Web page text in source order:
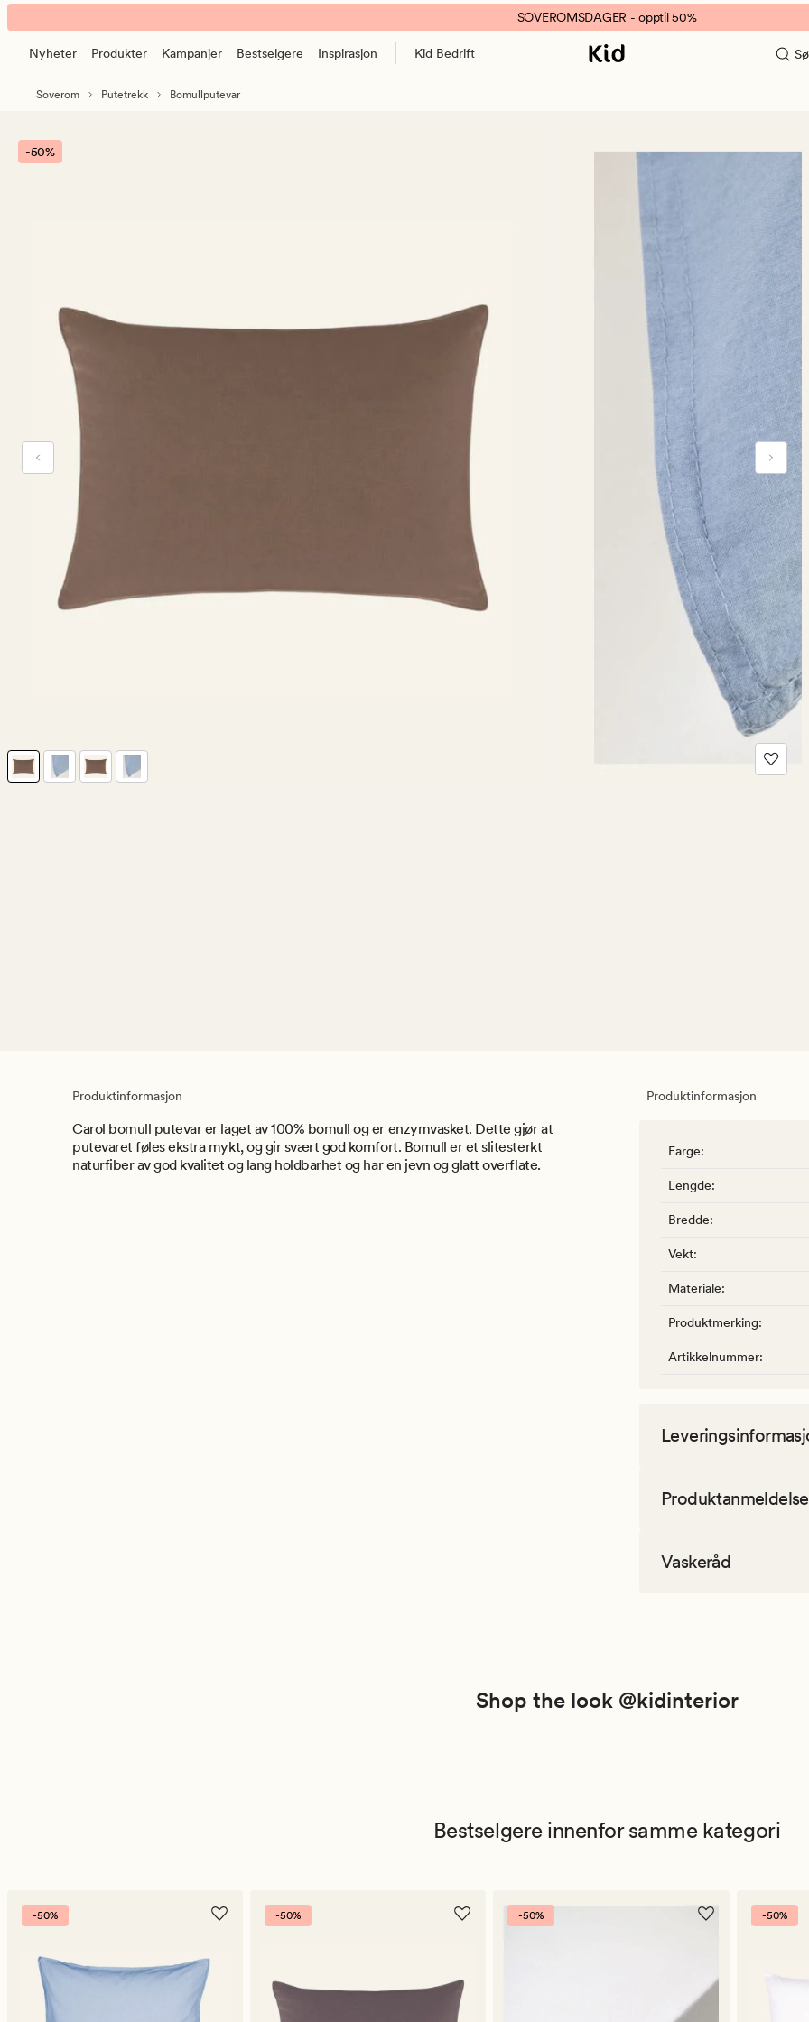
Carol
bomull
putevar
banner.
Klikk
pause.
SOVEROMSDAGER - opptil 50%
Nyheter Produkter Kampanjer Bestselgere Inspirasjon Kid Bedrift
Soverom Putetrekk Bomullputevar
-50%
Produktinformasjon
Carol bomull putevar er laget av 100% bomull og er enzymvasket. Dette gjør at
putevaret føles ekstra mykt, og gir svært god komfort. Bomull er et slitesterkt
naturfiber av god kvalitet og lang holdbarhet og har en jevn og glatt overflate.
Produktinformasjon
Farge:
Lengde:
Bredde:
Vekt:
Materiale:
Produktmerking:
Artikkelnummer:
Vaskeråd
Shop the look @kidinterior
Bestselgere innenfor samme kategori
-50% -50% -50% -50%